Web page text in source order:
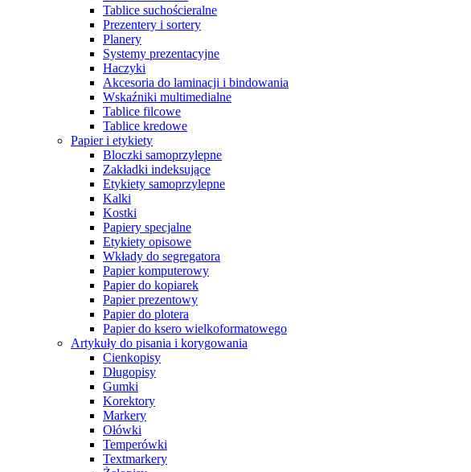
Tablice suchościeralne
Prezentery i sortery
Planery
Systemy prezentacyjne
Haczyki
Akcesoria do laminacji i bindowania
Wskaźniki multimedialne
Tablice filcowe
Tablice kredowe
Papier i etykiety
Bloczki samoprzylepne
Zakładki indeksujące
Etykiety samoprzylepne
Kalki
Kostki
Papiery specjalne
Etykiety opisowe
Wkłady do segregatora
Papier komputerowy
Papier do kopiarek
Papier prezentowy
Papier do plotera
Papier do ksero wielkoformatowego
Artykuły do pisania i korygowania
Cienkopisy
Długopisy
Gumki
Korektory
Markery
Ołówki
Temperówki
Textmarkery